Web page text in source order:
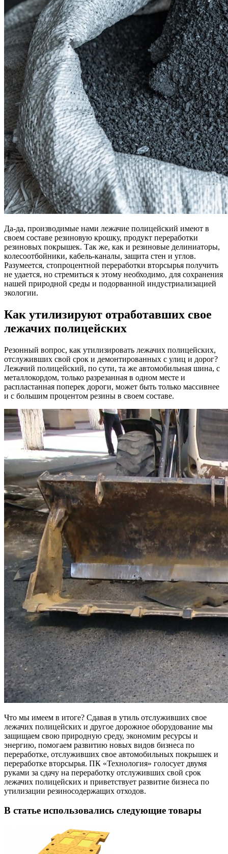
Да-да, производимые нами лежачие полицейский имеют в
своем составе резиновую крошку, продукт переработки
резиновых покрышек. Так же, как и резиновые делиниаторы,
колесоотбойники, кабель-каналы, защита стен и углов.
Разумеется, стопроцентной переработки вторсырья получить
не удается, но стремиться к этому необходимо, для сохранения
нашей природной среды и подорванной индустриализацией
экологии.
Как утилизируют отработавших свое
лежачих полицейских
Резонный вопрос, как утилизировать лежачих полицейских,
отслуживших свой срок и демонтированных с улиц и дорог?
Лежачий полицейский, по сути, та же автомобильная шина, с
металлокордом, только разрезанная в одном месте и
распластанная поперек дороги, может быть только массивнее
и с большим процентом резины в своем составе.
Что мы имеем в итоге? Сдавая в утиль отслуживших свое
лежачих полицейских и другое дорожное оборудование мы
защищаем свою природную среду, экономим ресурсы и
энергию, помогаем развитию новых видов бизнеса по
переработке, отслуживших свое автомобильных покрышек и
переработке вторсырья. ПК «Технология» голосует двумя
руками за сдачу на переработку отслуживших свой срок
лежачих полицейских и приветствует развитие бизнеса по
утилизации резиносодержащих отходов.
В статье использовались следующие товары